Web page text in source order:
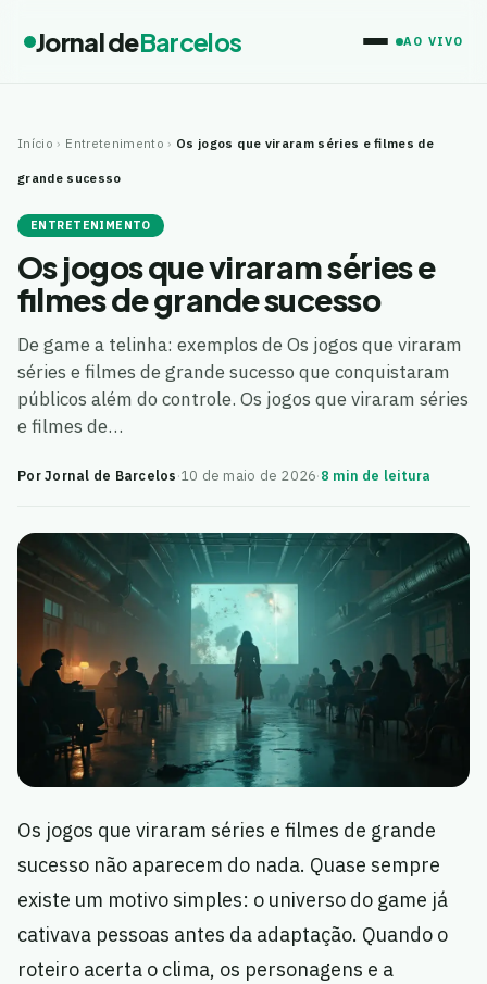
Jornal deBarcelos AO VIVO
Início › Entretenimento › Os jogos que viraram séries e filmes de
grande sucesso
ENTRETENIMENTO
Os jogos que viraram séries e
filmes de grande sucesso
De game a telinha: exemplos de Os jogos que viraram
séries e filmes de grande sucesso que conquistaram
públicos além do controle. Os jogos que viraram séries
e filmes de…
Por Jornal de Barcelos·10 de maio de 2026·8 min de leitura
Os jogos que viraram séries e filmes de grande
sucesso não aparecem do nada. Quase sempre
existe um motivo simples: o universo do game já
cativava pessoas antes da adaptação. Quando o
roteiro acerta o clima, os personagens e a